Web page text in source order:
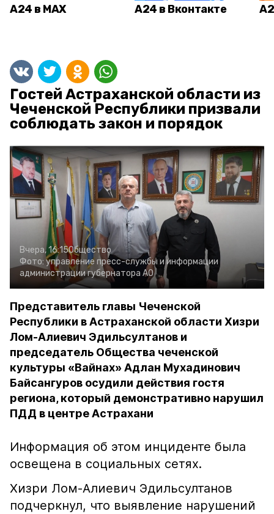
А24 в MAX А24 в Вконтакте
Гостей Астраханской области из
Чеченской Республики призвали
соблюдать закон и порядок
Вчера, 16:15Общество
Фото: управление пресс-службы и информации
администрации губернатора АО
Представитель главы Чеченской
Республики в Астраханской области Хизри
Лом-Алиевич Эдильсултанов и
председатель Общества чеченской
культуры «Вайнах» Адлан Мухадинович
Байсангуров осудили действия гостя
региона, который демонстративно нарушил
ПДД в центре Астрахани
Информация об этом инциденте была
освещена в социальных сетях.
Хизри Лом-Алиевич Эдильсултанов
подчеркнул, что выявление нарушений